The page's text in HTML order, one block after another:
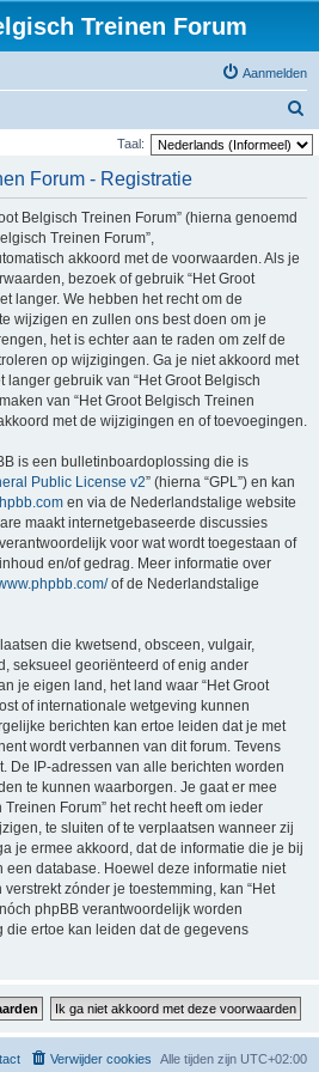
Treinen Forum
Aanmelden
o
Taal:
Forum - Registratie
Belgisch Treinen Forum” (hierna genoemd
Treinen Forum”,
akkoord met de voorwaarden. Als je
bezoek of gebruik “Het Groot
langer. We hebben het recht om de
wijzigen en zullen ons best doen om je
het is echter aan te raden om zelf de
op wijzigingen. Ga je niet akkoord met
gebruik van “Het Groot Belgisch
van “Het Groot Belgisch Treinen
met de wijzigingen en of toevoegingen.
is een bulletinboardoplossing die is
Public License v2” (hierna “GPL”) en kan
en via de Nederlandstalige website
maakt internetgebaseerde discussies
voor wat wordt toegestaan of
en/of gedrag. Meer informatie over
of de Nederlandstalige
die kwetsend, obsceen, vulgair,
seksueel georiënteerd of enig ander
je eigen land, het land waar “Het Groot
of internationale wetgeving kunnen
berichten kan ertoe leiden dat je met
wordt verbannen van dit forum. Tevens
De IP-adressen van alle berichten worden
te kunnen waarborgen. Je gaat er mee
Forum” het recht heeft om ieder
te sluiten of te verplaatsen wanneer zij
je ermee akkoord, dat de informatie die je bij
database. Hoewel deze informatie niet
zónder je toestemming, kan “Het
phpBB verantwoordelijk worden
ertoe kan leiden dat de gegevens
Alle tijden zijn UTC+02:00
Verwijder cookies